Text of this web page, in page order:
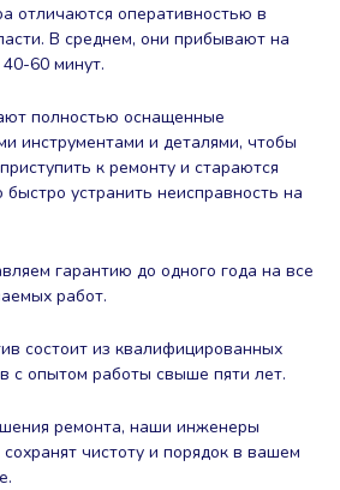
отличаются оперативностью в
В среднем, они прибывают на
60 минут.
полностью оснащенные
инструментами и деталями, чтобы
к ремонту и стараются
устранить неисправность на
гарантию до одного года на все
работ.
состоит из квалифицированных
с опытом работы свыше пяти лет.
ремонта, наши инженеры
чистоту и порядок в вашем